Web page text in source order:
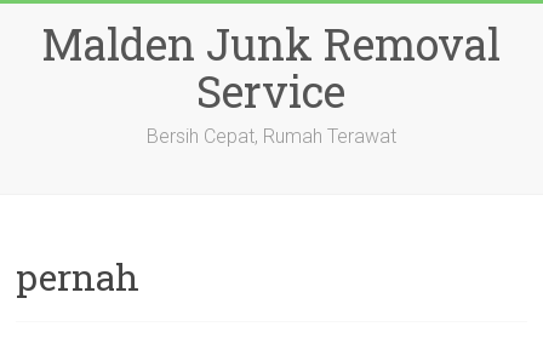
contentMalden Junk Removal
Service
Bersih Cepat, Rumah Terawat
pernah